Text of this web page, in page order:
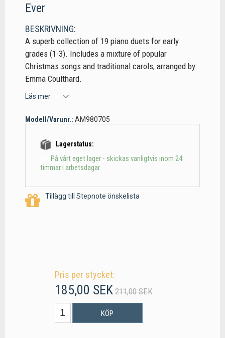
Ever
BESKRIVNING:
A superb collection of 19 piano duets for early
grades (1-3). Includes a mixture of popular
Christmas songs and traditional carols, arranged by
Emma Coulthard.
Läs mer
Modell/Varunr.: AM980705
Lagerstatus:
På vårt eget lager - skickas vanligtvis inom 24
timmar i arbetsdagar
Tillägg till Stepnote önskelista
Pris per stycket:
185,00 SEK 211,00 SEK
KÖP